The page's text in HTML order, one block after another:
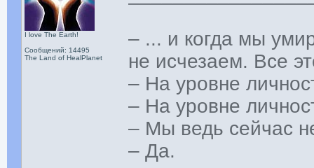
I love The Earth!
Сообщений: 14495
The Land of HealPlanet
– ... и когда мы
не исчезаем. Все
– На уровне
– На уровне
– Мы ведь сейчас
– Да.